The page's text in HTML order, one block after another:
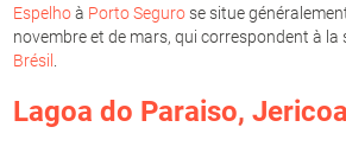
Espelhoà Porto Seguro se situe
novembre et de mars, qui correspondent à la
Brésil
Lagoa do Paraiso,